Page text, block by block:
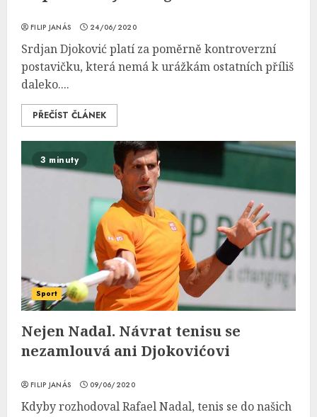
FILIP JANÁS 24/06/2020
Srdjan Djoković platí za poměrně kontroverzní
postavičku, která nemá k urážkám ostatních příliš
daleko....
PŘEČÍST ČLÁNEK
3 minuty
Sport
Nejen Nadal. Návrat tenisu se
nezamlouvá ani Djokovićovi
FILIP JANÁS 09/06/2020
Kdyby rozhodoval Rafael Nadal, tenis se do našich